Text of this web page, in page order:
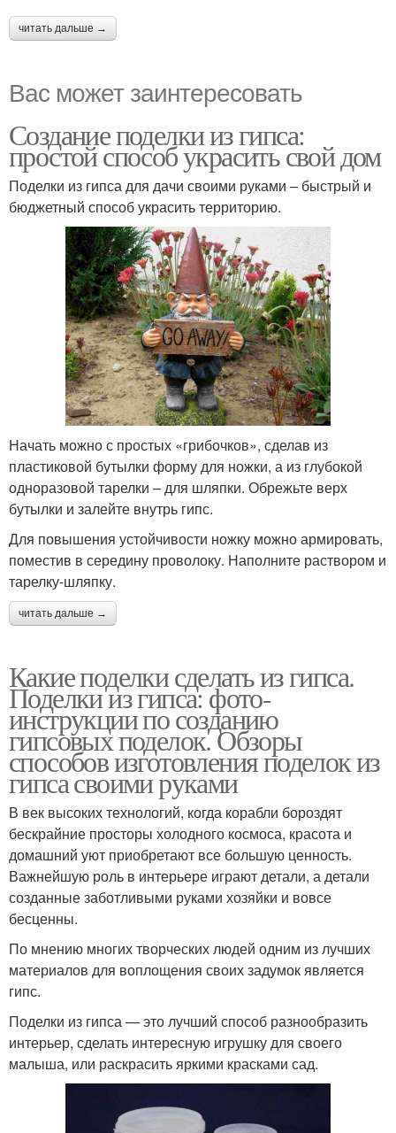
читать дальше →
Вас может заинтересовать
Создание поделки из гипса:
простой способ украсить свой дом
Поделки из гипса для дачи своими руками – быстрый и
бюджетный способ украсить территорию.
Начать можно с простых «грибочков», сделав из
пластиковой бутылки форму для ножки, а из глубокой
одноразовой тарелки – для шляпки. Обрежьте верх
бутылки и залейте внутрь гипс.
Для повышения устойчивости ножку можно армировать,
поместив в середину проволоку. Наполните раствором и
тарелку-шляпку.
читать дальше →
Какие поделки сделать из гипса.
Поделки из гипса: фото-
инструкции по созданию
гипсовых поделок. Обзоры
способов изготовления поделок из
гипса своими руками
В век высоких технологий, когда корабли бороздят
бескрайние просторы холодного космоса, красота и
домашний уют приобретают все большую ценность.
Важнейшую роль в интерьере играют детали, а детали
созданные заботливыми руками хозяйки и вовсе
бесценны.
По мнению многих творческих людей одним из лучших
материалов для воплощения своих задумок является
гипс.
Поделки из гипса — это лучший способ разнообразить
интерьер, сделать интересную игрушку для своего
малыша, или раскрасить яркими красками сад.